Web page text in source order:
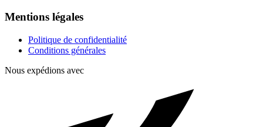
Mentions légales
Politique de confidentialité
Conditions générales
Nous expédions avec